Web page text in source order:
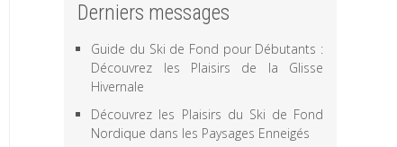
Derniers messages
Guide du Ski de Fond pour Débutants :
Découvrez les Plaisirs de la Glisse
Hivernale
Découvrez les Plaisirs du Ski de Fond
Nordique dans les Paysages Enneigés